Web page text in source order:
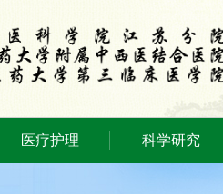
医疗护理 科学研究